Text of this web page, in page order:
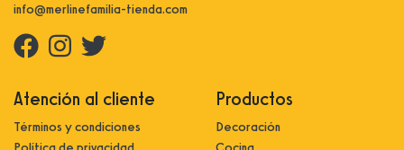
info@merlinefamilia-tienda.com
Atención al cliente
Términos y condiciones
Productos
Decoración